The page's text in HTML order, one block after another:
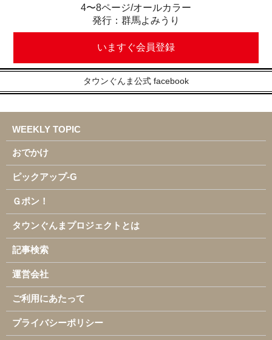
4〜8ページ/オールカラー
発行：群馬よみうり
いますぐ会員登録
タウンぐんま公式 facebook
WEEKLY TOPIC
おでかけ
ピックアップ-G
Ｇポン！
タウンぐんまプロジェクトとは
記事検索
運営会社
ご利用にあたって
プライバシーポリシー